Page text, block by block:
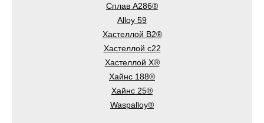
Сплав A286®
Alloy 59
Хастеллой B2®
Хастеллой c22
Хастеллой Х®
Хайнс 188®
Хайнс 25®
Waspalloy®